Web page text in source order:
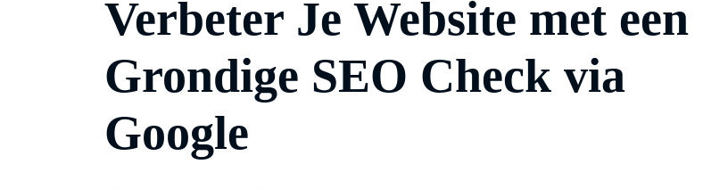
Verbeter Je Website met een
Grondige SEO Check via
Google